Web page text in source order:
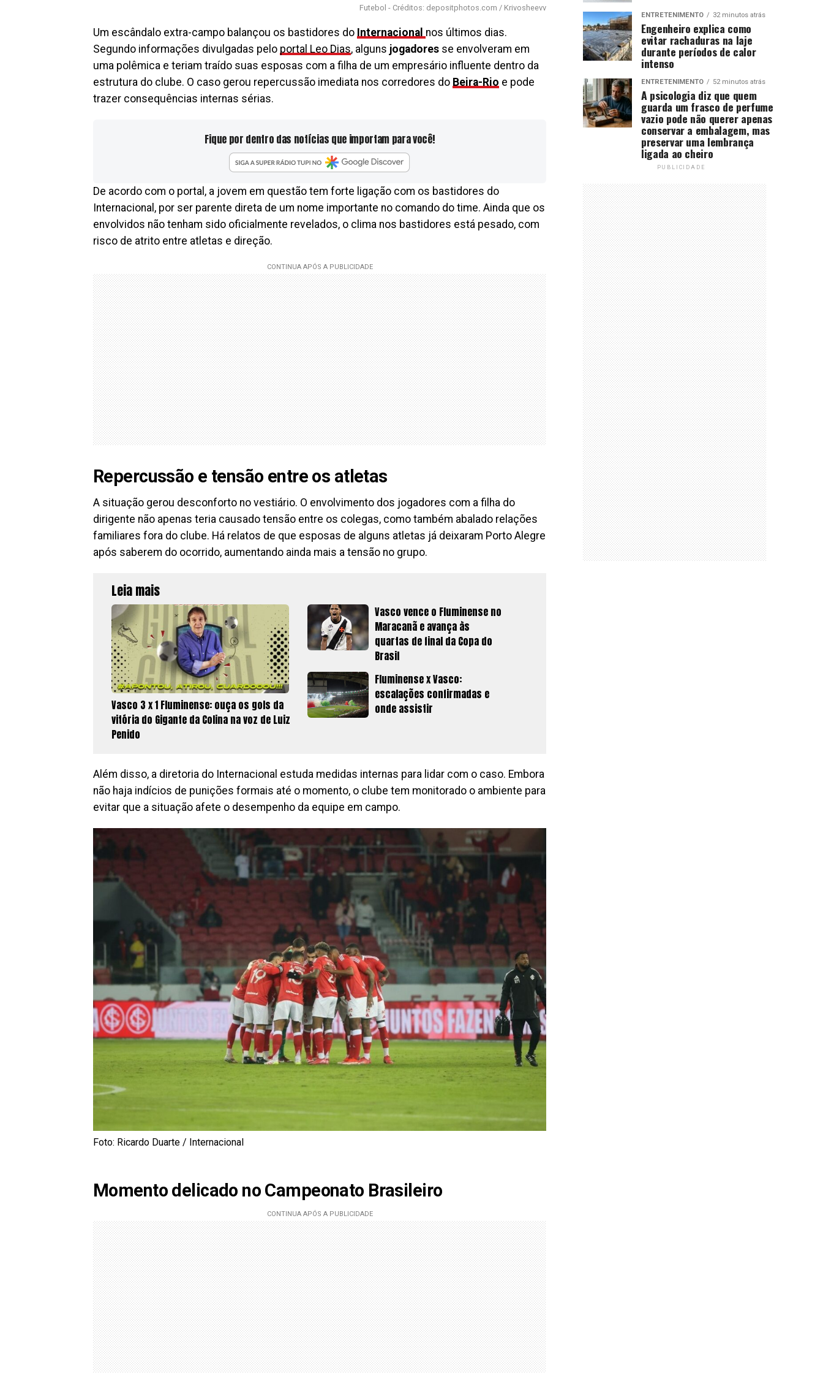
Futebol - Créditos: depositphotos.com / Krivosheevv
Um escândalo extra-campo balançou os bastidores do Internacional nos últimos dias.
Segundo informações divulgadas pelo portal Leo Dias, alguns jogadores se envolveram em
uma polêmica e teriam traído suas esposas com a filha de um empresário influente dentro da
estrutura do clube. O caso gerou repercussão imediata nos corredores do Beira-Rio e pode
trazer consequências internas sérias.
Fique por dentro das notícias que importam para você!
De acordo com o portal, a jovem em questão tem forte ligação com os bastidores do
Internacional, por ser parente direta de um nome importante no comando do time. Ainda que os
envolvidos não tenham sido oficialmente revelados, o clima nos bastidores está pesado, com
risco de atrito entre atletas e direção.
Repercussão e tensão entre os atletas
A situação gerou desconforto no vestiário. O envolvimento dos jogadores com a filha do
dirigente não apenas teria causado tensão entre os colegas, como também abalado relações
familiares fora do clube. Há relatos de que esposas de alguns atletas já deixaram Porto Alegre
após saberem do ocorrido, aumentando ainda mais a tensão no grupo.
Leia mais
Vasco 3 x 1 Fluminense: ouça os gols da
vitória do Gigante da Colina na voz de Luiz
Penido
Vasco vence o Fluminense no
Maracanã e avança às
quartas de final da Copa do
Brasil
Fluminense x Vasco:
escalações confirmadas e
onde assistir
Além disso, a diretoria do Internacional estuda medidas internas para lidar com o caso. Embora
não haja indícios de punições formais até o momento, o clube tem monitorado o ambiente para
evitar que a situação afete o desempenho da equipe em campo.
Foto: Ricardo Duarte / Internacional
Momento delicado no Campeonato Brasileiro
ENTRETENIMENTO 32 minutos atrás
Engenheiro explica como
evitar rachaduras na laje
durante períodos de calor
intenso
ENTRETENIMENTO 52 minutos atrás
A psicologia diz que quem
guarda um frasco de perfume
vazio pode não querer apenas
conservar a embalagem, mas
preservar uma lembrança
ligada ao cheiro
PUBLICIDADE